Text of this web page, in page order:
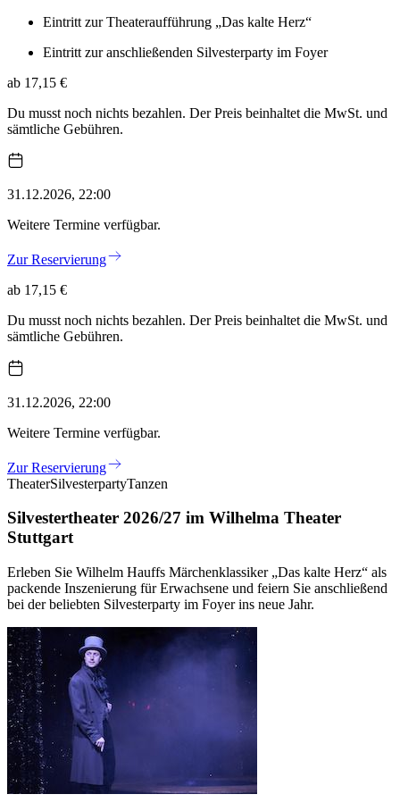
Eintritt zur Theateraufführung „Das kalte Herz“
Eintritt zur anschließenden Silvesterparty im Foyer
ab 17,15 €
Du musst noch nichts bezahlen. Der Preis beinhaltet die MwSt. und
sämtliche Gebühren.
31.12.2026, 22:00
Weitere Termine verfügbar.
Zur Reservierung
ab 17,15 €
Du musst noch nichts bezahlen. Der Preis beinhaltet die MwSt. und
sämtliche Gebühren.
31.12.2026, 22:00
Weitere Termine verfügbar.
Zur Reservierung
TheaterSilvesterpartyTanzen
Silvestertheater 2026/27 im Wilhelma Theater
Stuttgart
Erleben Sie Wilhelm Hauffs Märchenklassiker „Das kalte Herz“ als
packende Inszenierung für Erwachsene und feiern Sie anschließend
bei der beliebten Silvesterparty im Foyer ins neue Jahr.